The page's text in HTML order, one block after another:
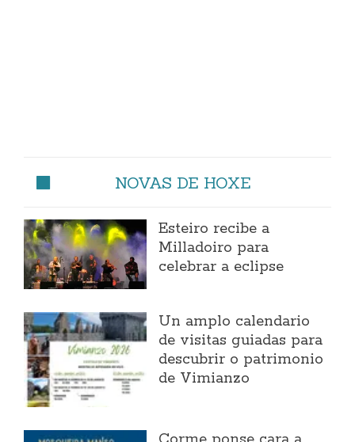
NOVAS DE HOXE
Esteiro recibe a
Milladoiro para
celebrar a eclipse
Un amplo calendario
de visitas guiadas para
descubrir o patrimonio
de Vimianzo